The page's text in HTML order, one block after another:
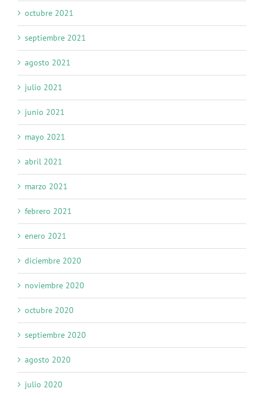
octubre 2021
septiembre 2021
agosto 2021
julio 2021
junio 2021
mayo 2021
abril 2021
marzo 2021
febrero 2021
enero 2021
diciembre 2020
noviembre 2020
octubre 2020
septiembre 2020
agosto 2020
julio 2020